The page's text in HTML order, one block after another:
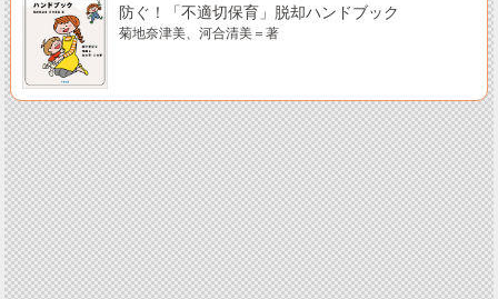
防ぐ！「不適切保育」脱却ハンドブック
菊地奈津美、河合清美＝著